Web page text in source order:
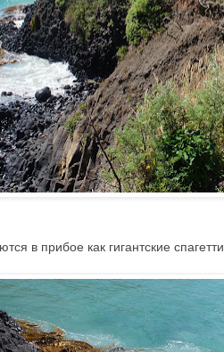
в прибое как гигантские спагетти.